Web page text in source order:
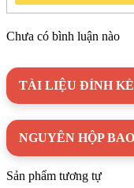
Chưa có bình luận nào
TÀI LIỆU ĐÍNH
NGUYÊN HỘP
Sản phẩm tương tự